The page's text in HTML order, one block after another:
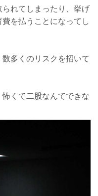
れてしまったり、挙げ
を払うことになってし
多くのリスクを招いて
怖くて二股なんてできな